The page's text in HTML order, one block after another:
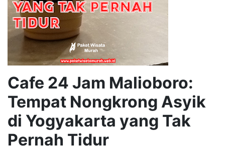
Cafe 24 Jam Malioboro:
Tempat Nongkrong Asyik
di Yogyakarta yang Tak
Pernah Tidur